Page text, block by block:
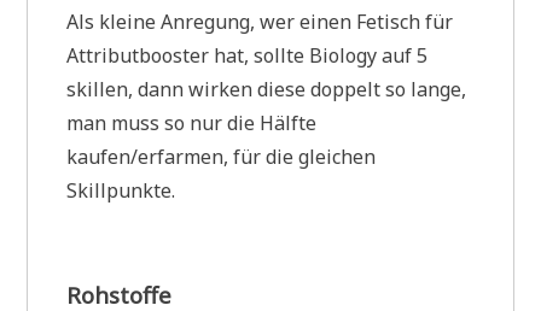
Als kleine Anregung, wer einen Fetisch für
Attributbooster hat, sollte Biology auf 5
skillen, dann wirken diese doppelt so lange,
man muss so nur die Hälfte
kaufen/erfarmen, für die gleichen
Skillpunkte.
Rohstoffe